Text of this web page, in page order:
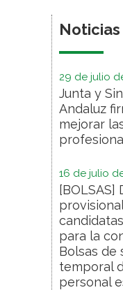
Noticias
29 de julio
Junta y
Andaluz
mejorar
16 de julio
[BOLSAS]
para la
Bolsas de
temporal
personal